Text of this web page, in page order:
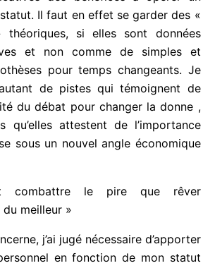
résultats tangibles, et sans
d’une meilleure visibilité de
celui de la crise de trésorerie
puisse être trouvé par le politique ,
ou par rétrospection.
concerne, nous souhaitons nous
quelques questions qui nous
La prudence nous semble
en termes de méthode que de
explicatives des bénéfices à
de statut. Il faut en effet se
» théoriques, si elles
définitives et non comme de
hypothèses pour temps